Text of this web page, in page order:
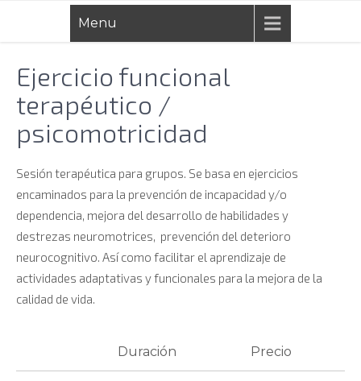
Menu
Ejercicio funcional
terapéutico /
psicomotricidad
Sesión terapéutica para grupos. Se basa en ejercicios
encaminados para la prevención de incapacidad y/o
dependencia, mejora del desarrollo de habilidades y
destrezas neuromotrices, prevención del deterioro
neurocognitivo. Así como facilitar el aprendizaje de
actividades adaptativas y funcionales para la mejora de la
calidad de vida.
Duración Precio